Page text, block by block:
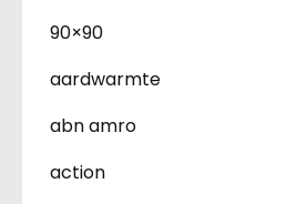
90×90
aardwarmte
abn amro
action